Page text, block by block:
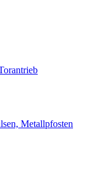
Metallpfosten